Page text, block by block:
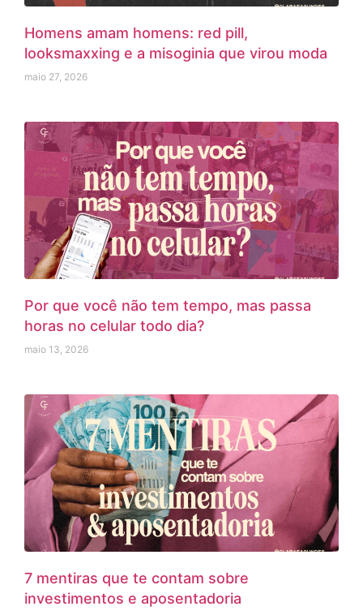
Homens amam homens: red pill,
looksmaxxing e a misoginia que virou moda
maio 27, 2026
Por que você não tem tempo, mas passa
horas no celular todo dia?
maio 13, 2026
7 mentiras que te contam sobre
investimentos e aposentadoria